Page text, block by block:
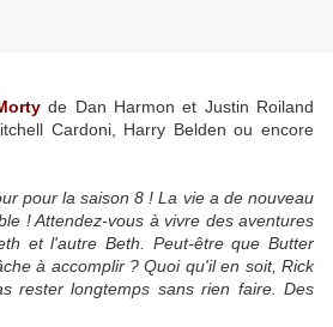
de Dan Harmon et Justin Roiland
Cardoni, Harry Belden ou encore
pour la saison 8 ! La vie a de nouveau
! Attendez-vous à vivre des aventures
et l'autre Beth. Peut-être que Butter
à accomplir ? Quoi qu'il en soit, Rick
rester longtemps sans rien faire. Des